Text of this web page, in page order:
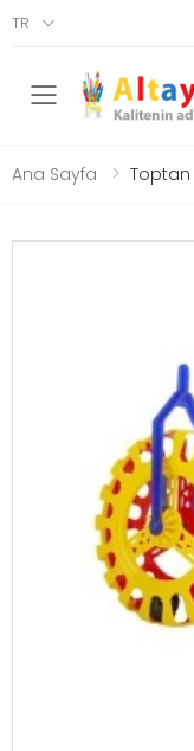
TR
Menü
Ana Sayfa Toptan